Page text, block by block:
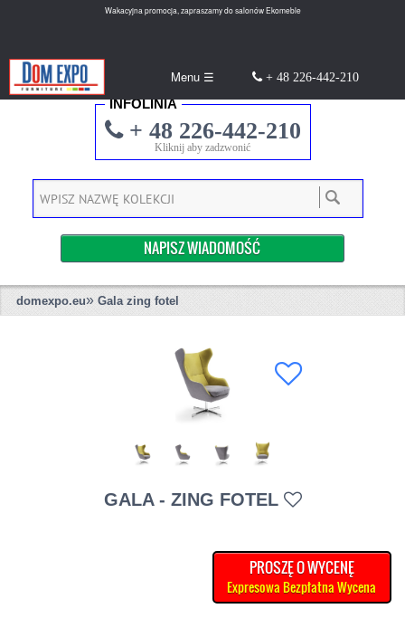
Wakacyjna promocja, zapraszamy do salonów Ekomeble
Menu ☰ + 48 226-442-210
INFOLINIA
+ 48 226-442-210
Kliknij aby zadzwonić
NAPISZ WIADOMOŚĆ
domexpo.eu» Gala zing fotel
GALA - ZING FOTEL
PROSZĘ O WYCENĘ
Expresowa Bezpłatna Wycena